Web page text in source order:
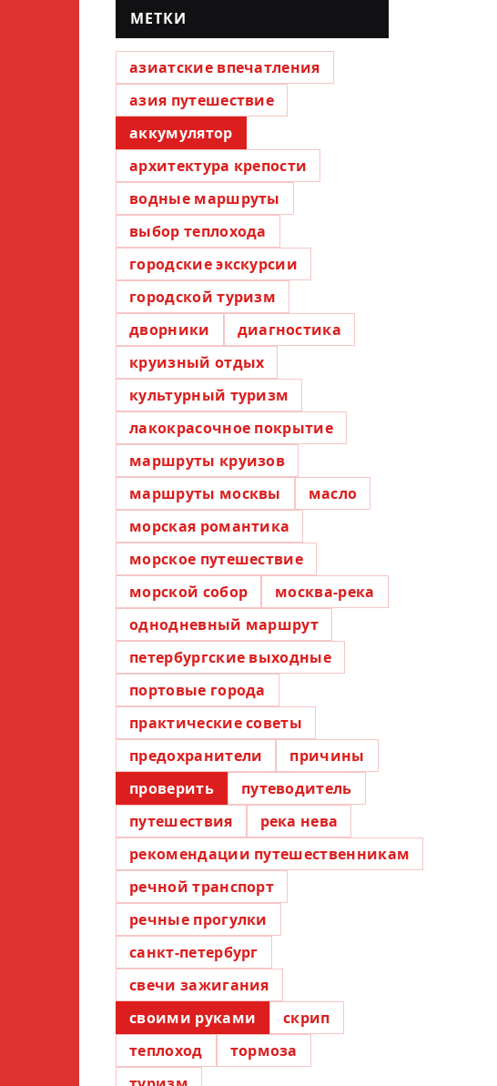
МЕТКИ
азиатские впечатления
азия путешествие
аккумулятор
архитектура крепости
водные маршруты
выбор теплохода
городские экскурсии
городской туризм
дворники
диагностика
круизный отдых
культурный туризм
лакокрасочное покрытие
маршруты круизов
маршруты москвы
масло
морская романтика
морское путешествие
морской собор
москва-река
однодневный маршрут
петербургские выходные
портовые города
практические советы
предохранители
причины
проверить
путеводитель
путешествия
река нева
рекомендации путешественникам
речной транспорт
речные прогулки
санкт-петербург
свечи зажигания
своими руками
скрип
теплоход
тормоза